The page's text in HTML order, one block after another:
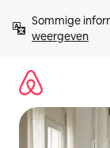
direct
naar
Sommige
weergeven